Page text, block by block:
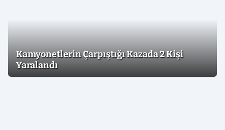
Kamyonetlerin Çarpıştığı Kazada 2 Kişi
Yaralandı